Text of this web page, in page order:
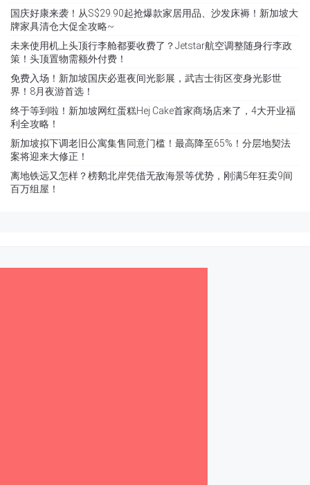
国庆好康来袭！从S$29.90起抢爆款家居用品、沙发床褥！新加坡大
牌家具清仓大促全攻略~
未来使用机上头顶行李舱都要收费了？Jetstar航空调整随身行李政
策！头顶置物需额外付费！
免费入场！新加坡国庆必逛夜间光影展，武吉士街区变身光影世
界！8月夜游首选！
终于等到啦！新加坡网红蛋糕Hej Cake首家商场店来了，4大开业福
利全攻略！
新加坡拟下调老旧公寓集售同意门槛！最高降至65%！分层地契法
案将迎来大修正！
离地铁远又怎样？榜鹅北岸凭借无敌海景等优势，刚满5年狂卖9间
百万组屋！